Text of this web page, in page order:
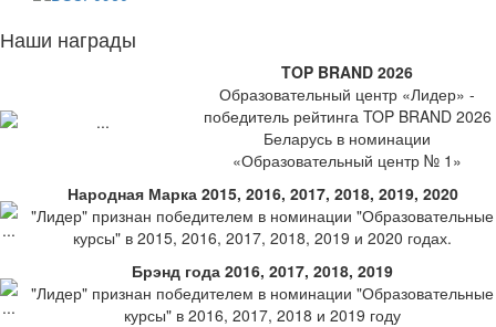
Наши награды
TOP BRAND 2026
Образовательный центр «Лидер» -
победитель рейтинга TOP BRAND 2026
Беларусь в номинации
«Образовательный центр № 1»
Народная Марка 2015, 2016, 2017, 2018, 2019, 2020
"Лидер" признан победителем в номинации "Образовательные
курсы" в 2015, 2016, 2017, 2018, 2019 и 2020 годах.
Брэнд года 2016, 2017, 2018, 2019
"Лидер" признан победителем в номинации "Образовательные
курсы" в 2016, 2017, 2018 и 2019 году